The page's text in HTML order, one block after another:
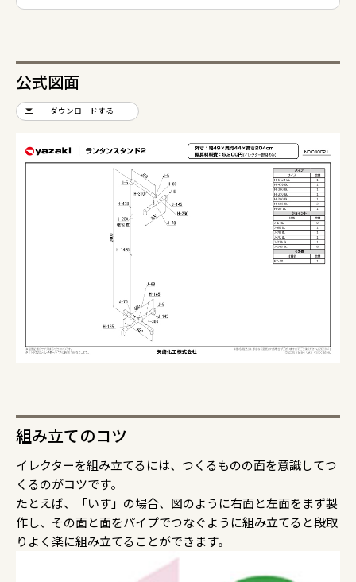
公式図面
ダウンロードする
組み立てのコツ
イレクターを組み立てるには、つくるものの面を意識してつ
くるのがコツです。
たとえば、「いす」の場合、図のように右面と左面をまず製
作し、その面と面をパイプでつなぐように組み立てると段取
りよく楽に組み立てることができます。